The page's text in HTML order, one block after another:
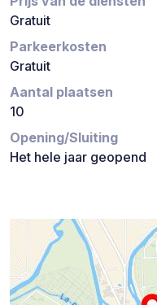
Gratuit
Parkeerkosten
Gratuit
Aantal plaatsen
10
Opening/Sluiting
Het hele jaar geopend